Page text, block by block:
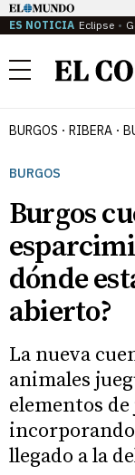
ES NOTICIA Eclipse
Menú
BURGOS RIBERA
BURGOS
Burgos
dónde
abierto?
La nueva
animales
elementos
llegado a la